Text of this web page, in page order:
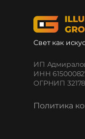
Свет как
ИП
ИНН
ОГРНИП
Политика